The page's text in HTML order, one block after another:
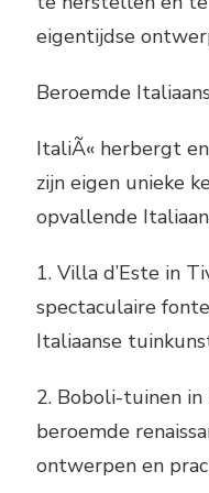
eigentijdse
Beroemde
ItaliÃ« herbergt
zijn eigen unieke
opvallende
1. Villa d’Este in
spectaculaire
Italiaanse
2. Boboli-tuinen
beroemde
ontwerpen en